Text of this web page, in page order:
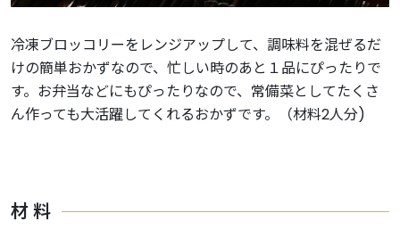
冷凍ブロッコリーをレンジアップして、調味料を混ぜるだ
けの簡単おかずなので、忙しい時のあと１品にぴったりで
す。お弁当などにもぴったりなので、常備菜としてたくさ
ん作っても大活躍してくれるおかずです。（材料2人分)
材 料